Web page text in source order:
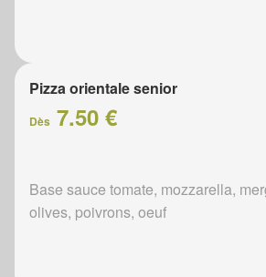
Pizza orientale senior
Dès 7.50 €
Base sauce tomate, mozzarella,
olives, poivrons, oeuf